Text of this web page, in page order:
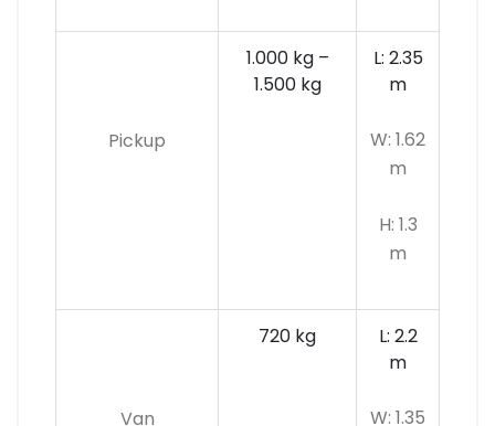
Pickup
1.000 kg –
1.500 kg
L: 2.35
m
W: 1.62
m
H: 1.3
m
Van
720 kg
L: 2.2
m
W: 1.35